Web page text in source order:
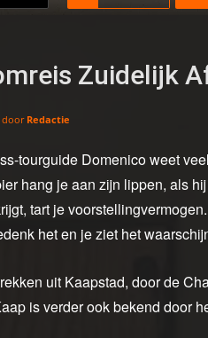
Zuidelijk
door Redactie
tourguide Domenico weet
hang je aan zijn lippen, als
tart je
het en je ziet het
uit Kaapstad, door de
is verder ook bekend door